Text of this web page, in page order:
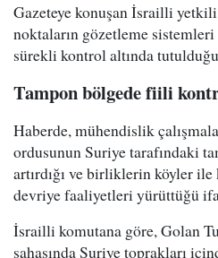
Gazeteye konuşan İsrailli
noktaların gözetleme
sürekli kontrol altında
Tampon bölgede fiili
Haberde, mühendislik
ordusunun Suriye tarafındaki
artırdığı ve birliklerin köyler
devriye faaliyetleri yürüttüğü
İsrailli komutana göre, Golan
sahasında Suriye toprakları